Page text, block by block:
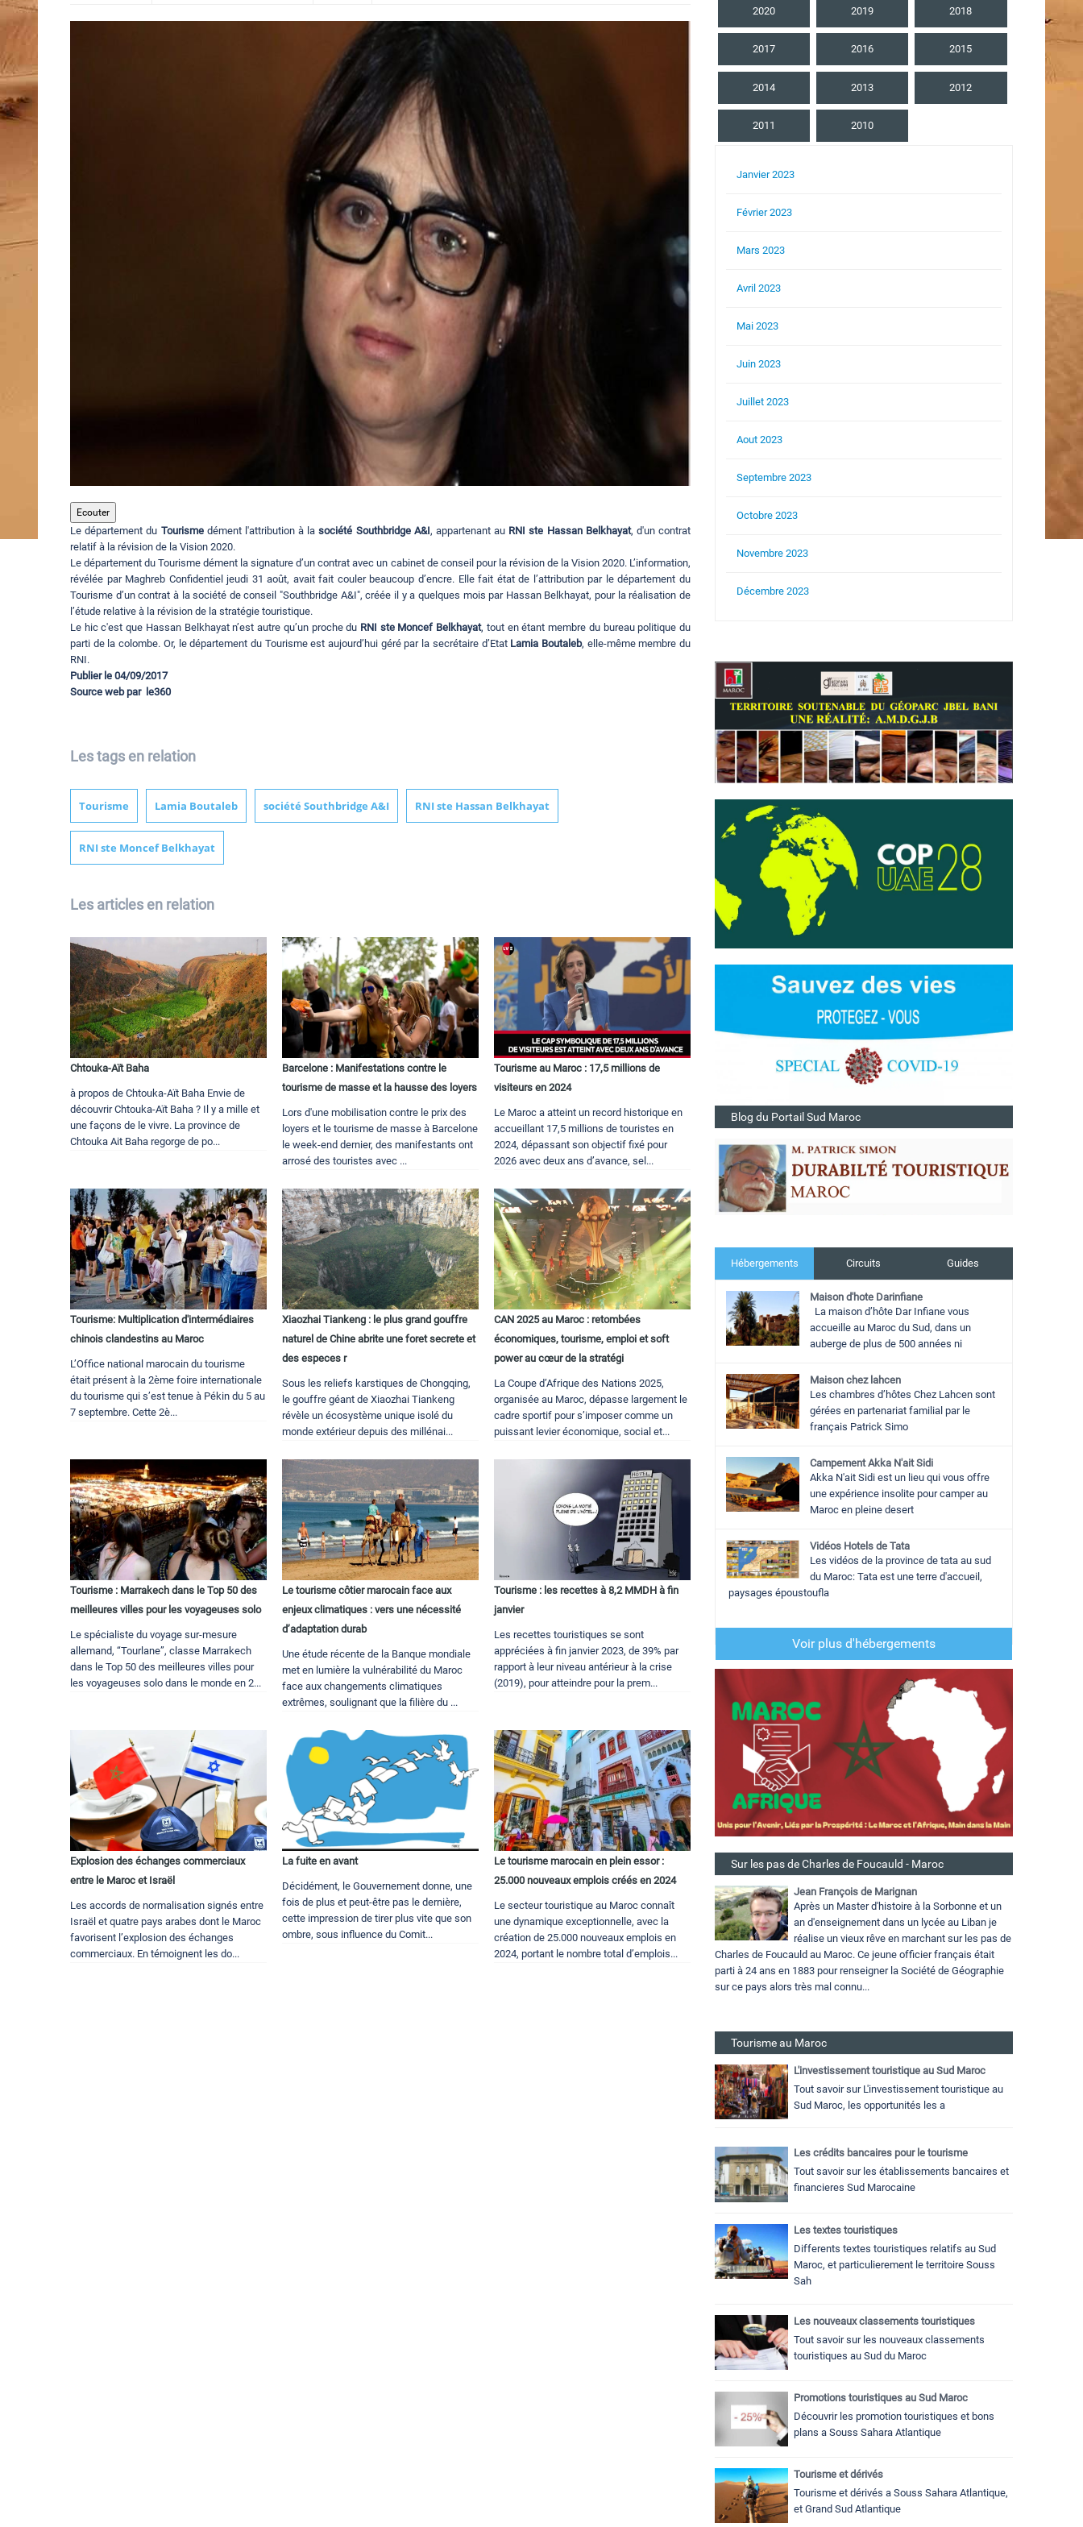
Ecouter
Le département du Tourismedément l'attribution à lasociété Southbridge A&I, appartenant au RNI ste Hassan Belkhayat, d'un contrat
relatif à la révision de la Vision 2020.
Le département du Tourisme dément la signature d’un contrat avec un cabinet de conseil pour la révision de la Vision 2020. L’information,
révélée par Maghreb Confidentiel jeudi 31 août, avait fait couler beaucoup d’encre. Elle fait état de l’attribution par le département du
Tourisme d’un contrat à la société de conseil "Southbridge A&I", créée il y a quelques mois par Hassan Belkhayat, pour la réalisation de
l’étude relative à la révision de la stratégie touristique.
Le hic c'est que Hassan Belkhayat n’est autre qu’un proche du RNI ste Moncef Belkhayat, tout en étant membre du bureau politique du
parti de la colombe. Or, le département du Tourisme est aujourd’hui géré par la secrétaire d’Etat Lamia Boutaleb, elle-même membre du
RNI.
Publier le 04/09/2017
Source web par le360
Les tags en relation
Tourisme Lamia Boutaleb société Southbridge A&I RNI ste Hassan Belkhayat
RNI ste Moncef Belkhayat
Les articles en relation
Chtouka-Aït Baha
à propos de Chtouka-Aït Baha Envie de
découvrir Chtouka-Aït Baha ? Il y a mille et
une façons de le vivre. La province de
Chtouka Ait Baha regorge de po...
Barcelone : Manifestations contre le
tourisme de masse et la hausse des loyers
Lors d'une mobilisation contre le prix des
loyers et le tourisme de masse à Barcelone
le week-end dernier, des manifestants ont
arrosé des touristes avec ...
Tourisme au Maroc : 17,5 millions de
visiteurs en 2024
Le Maroc a atteint un record historique en
accueillant 17,5 millions de touristes en
2024, dépassant son objectif fixé pour
2026 avec deux ans d’avance, sel...
Tourisme: Multiplication d'intermédiaires
chinois clandestins au Maroc
L’Office national marocain du tourisme
était présent à la 2ème foire internationale
du tourisme qui s’est tenue à Pékin du 5 au
7 septembre. Cette 2è...
Xiaozhai Tiankeng : le plus grand gouffre
naturel de Chine abrite une foret secrete et
des especes r
Sous les reliefs karstiques de Chongqing,
le gouffre géant de Xiaozhai Tiankeng
révèle un écosystème unique isolé du
monde extérieur depuis des millénai...
CAN 2025 au Maroc : retombées
économiques, tourisme, emploi et soft
power au cœur de la stratégi
La Coupe d’Afrique des Nations 2025,
organisée au Maroc, dépasse largement le
cadre sportif pour s’imposer comme un
puissant levier économique, social et...
Tourisme : Marrakech dans le Top 50 des
meilleures villes pour les voyageuses solo
Le spécialiste du voyage sur-mesure
allemand, “Tourlane”, classe Marrakech
dans le Top 50 des meilleures villes pour
les voyageuses solo dans le monde en 2...
Le tourisme côtier marocain face aux
enjeux climatiques : vers une nécessité
d’adaptation durab
Une étude récente de la Banque mondiale
met en lumière la vulnérabilité du Maroc
face aux changements climatiques
extrêmes, soulignant que la filière du ...
Tourisme : les recettes à 8,2 MMDH à fin
janvier
Les recettes touristiques se sont
appréciées à fin janvier 2023, de 39% par
rapport à leur niveau antérieur à la crise
(2019), pour atteindre pour la prem...
Explosion des échanges commerciaux
entre le Maroc et Israël
Les accords de normalisation signés entre
Israël et quatre pays arabes dont le Maroc
favorisent l’explosion des échanges
commerciaux. En témoignent les do...
La fuite en avant
Décidément, le Gouvernement donne, une
fois de plus et peut-être pas le dernière,
cette impression de tirer plus vite que son
ombre, sous influence du Comit...
Le tourisme marocain en plein essor :
25.000 nouveaux emplois créés en 2024
Le secteur touristique au Maroc connaît
une dynamique exceptionnelle, avec la
création de 25.000 nouveaux emplois en
2024, portant le nombre total d’emplois...
2020 2019 2018
2017 2016 2015
2014 2013 2012
2011 2010
Janvier 2023
Février 2023
Mars 2023
Avril 2023
Mai 2023
Juin 2023
Juillet 2023
Aout 2023
Septembre 2023
Octobre 2023
Novembre 2023
Décembre 2023
Blog du Portail Sud Maroc
Hébergements Circuits Guides
Maison d'hote Darinfiane
La maison d’hôte Dar Infiane vous
accueille au Maroc du Sud, dans un
auberge de plus de 500 années ni
Maison chez lahcen
Les chambres d’hôtes Chez Lahcen sont
gérées en partenariat familial par le
français Patrick Simo
Campement Akka N'ait Sidi
Akka N'ait Sidi est un lieu qui vous offre
une expérience insolite pour camper au
Maroc en pleine desert
Vidéos Hotels de Tata
Les vidéos de la province de tata au sud
du Maroc: Tata est une terre d'accueil,
paysages époustoufla
Voir plus d'hébergements
Sur les pas de Charles de Foucauld - Maroc
Jean François de Marignan
Après un Master d'histoire à la Sorbonne et un
an d'enseignement dans un lycée au Liban je
réalise un vieux rêve en marchant sur les pas de
Charles de Foucauld au Maroc. Ce jeune officier français était
parti à 24 ans en 1883 pour renseigner la Société de Géographie
sur ce pays alors très mal connu...
Tourisme au Maroc
L'investissement touristique au Sud Maroc
Tout savoir sur L'investissement touristique au
Sud Maroc, les opportunités les a
Les crédits bancaires pour le tourisme
Tout savoir sur les établissements bancaires et
financieres Sud Marocaine
Les textes touristiques
Differents textes touristiques relatifs au Sud
Maroc, et particulierement le territoire Souss
Sah
Les nouveaux classements touristiques
Tout savoir sur les nouveaux classements
touristiques au Sud du Maroc
Promotions touristiques au Sud Maroc
Découvrir les promotion touristiques et bons
plans a Souss Sahara Atlantique
Tourisme et dérivés
Tourisme et dérivés a Souss Sahara Atlantique,
et Grand Sud Atlantique